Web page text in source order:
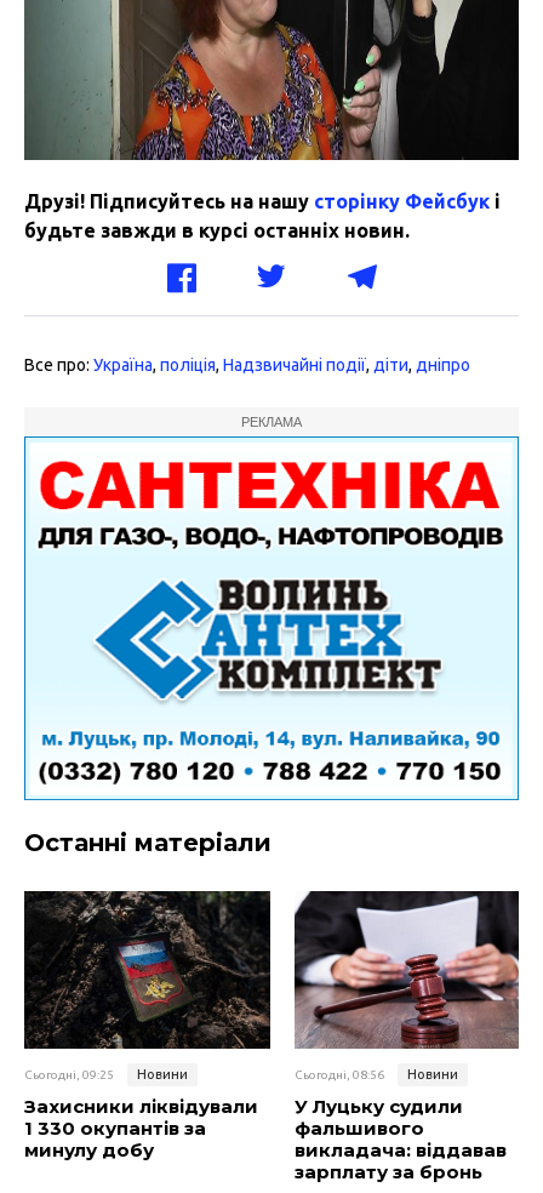
Друзі! Підписуйтесь на нашу сторінку Фейсбук і
будьте завжди в курсі останніх новин.
Все про: Україна, поліція, Надзвичайні події, діти, дніпро
РЕКЛАМА
Останні матеріали
Сьогодні, 09:25 Новини
Захисники ліквідували
1 330 окупантів за
минулу добу
Сьогодні, 08:56 Новини
У Луцьку судили
фальшивого
викладача: віддавав
зарплату за бронь